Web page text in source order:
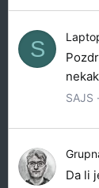
S
SAJS
Da li